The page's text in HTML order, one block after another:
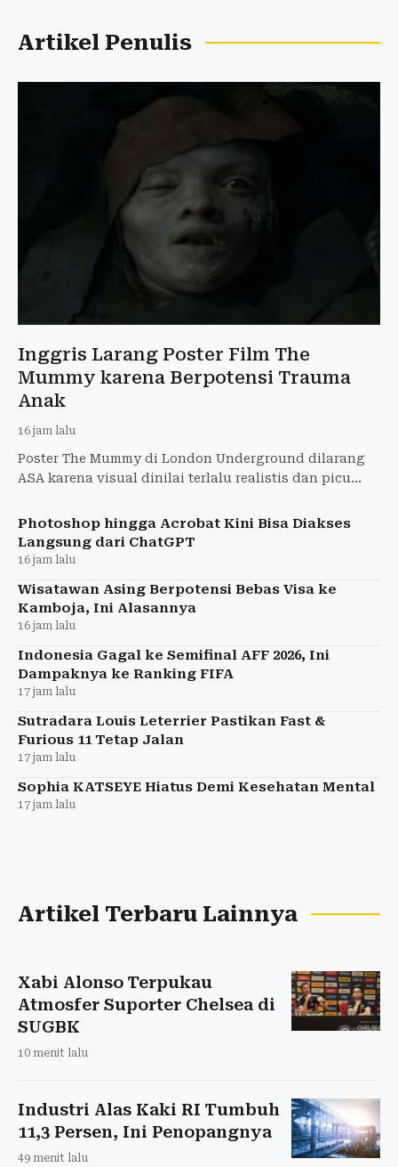
Artikel Penulis
Inggris Larang Poster Film The
Mummy karena Berpotensi Trauma
Anak
16 jam lalu
Poster The Mummy di London Underground dilarang
ASA karena visual dinilai terlalu realistis dan picu
tarik iklan
Photoshop hingga Acrobat Kini Bisa Diakses
Langsung dari ChatGPT
16 jam lalu
Wisatawan Asing Berpotensi Bebas Visa ke
Kamboja, Ini Alasannya
16 jam lalu
Indonesia Gagal ke Semifinal AFF 2026, Ini
Dampaknya ke Ranking FIFA
17 jam lalu
Sutradara Louis Leterrier Pastikan Fast &
Furious 11 Tetap Jalan
17 jam lalu
Sophia KATSEYE Hiatus Demi Kesehatan Mental
17 jam lalu
Artikel Terbaru Lainnya
Xabi Alonso Terpukau
Atmosfer Suporter Chelsea di
SUGBK
10 menit lalu
Industri Alas Kaki RI Tumbuh
11,3 Persen, Ini Penopangnya
49 menit lalu